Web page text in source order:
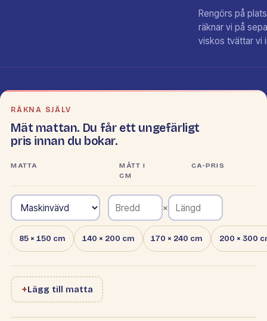
Rengörs på
räknar vi på
viskos tvättar vi
RÄKNA SJÄLV
Mät mattan. Du får ett ungefärligt
pris innan du bokar.
MATTA
MÅTT I
CM
CA-PRIS
×
85 × 150 cm 140 × 200 cm 170 × 240 cm 200 × 300
+Lägg till matta